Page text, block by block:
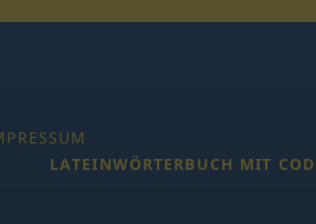
LATEINWÖRTERBUCH MIT